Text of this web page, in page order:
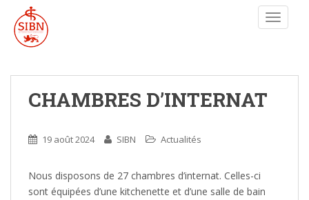
CHAMBRES D’INTERNAT
19 août 2024 SIBN Actualités
Nous disposons de 27 chambres d’internat. Celles-ci
sont équipées d’une kitchenette et d’une salle de bain